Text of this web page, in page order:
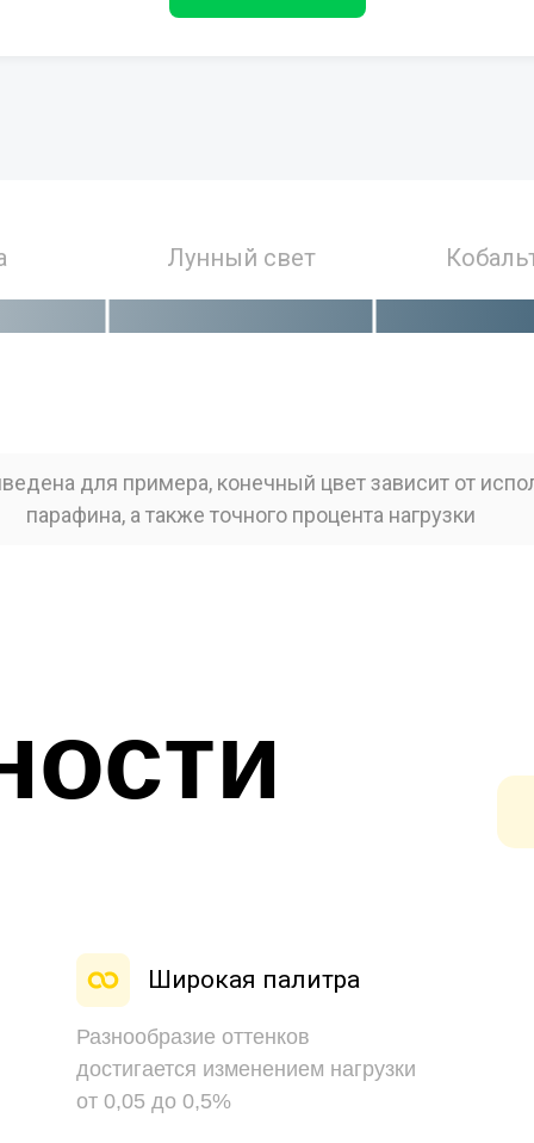
Лунный свет
для примера, конечный цвет зависит от
парафина, а также точного процента нагрузки
Широкая палитра
Разнообразие оттенков
достигается изменением нагрузки
от 0,05 до 0,5%